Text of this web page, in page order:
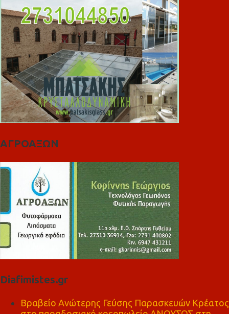
ΑΓΡΟΑΞΩΝ
Diafimistes.gr
Βραβείο Ανώτερης Γεύσης Παρασκευών Κρέατος